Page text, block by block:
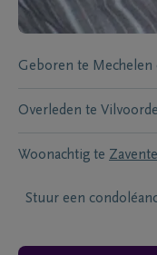
Geboren te Mechelen
Overleden te Vilvoorde
Woonachtig te
Stuur een